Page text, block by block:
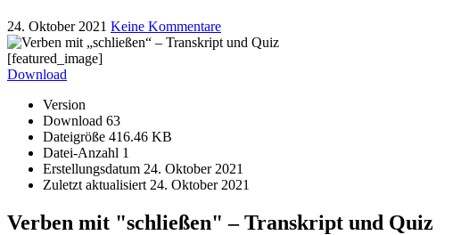
24. Oktober 2021 Keine Kommentare
[featured_image]
Download
Version
Download 63
Dateigröße 416.46 KB
Datei-Anzahl 1
Erstellungsdatum 24. Oktober 2021
Zuletzt aktualisiert 24. Oktober 2021
Verben mit "schließen" – Transkript und Quiz